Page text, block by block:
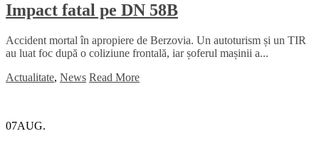
Impact fatal pe DN 58B
Accident mortal în apropiere de Berzovia. Un autoturism și un TIR
au luat foc după o coliziune frontală, iar șoferul mașinii a...
Actualitate, News Read More
07AUG.